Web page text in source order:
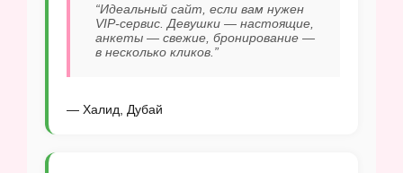
“Идеальный сайт, если вам нужен
VIP-сервис. Девушки — настоящие,
анкеты — свежие, бронирование —
в несколько кликов.”
— Халид, Дубай